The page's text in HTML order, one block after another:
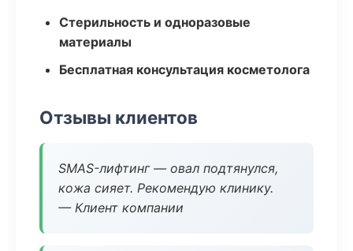
Стерильность и одноразовые
материалы
Бесплатная консультация косметолога
Отзывы клиентов
SMAS-лифтинг — овал подтянулся,
кожа сияет. Рекомендую клинику.
— Клиент компании